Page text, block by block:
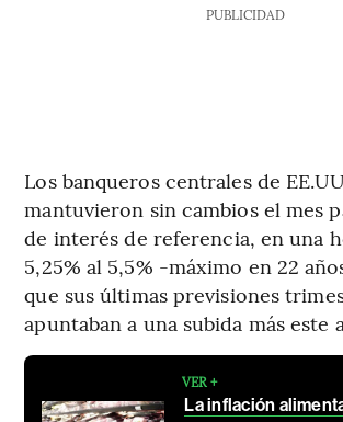
PUBLICIDAD
Los banqueros centrales de
mantuvieron sin cambios el mes
de interés de referencia, en una
5,25% al 5,5% -máximo en 22
que sus últimas previsiones
apuntaban a una subida más este
VER +
La inflación